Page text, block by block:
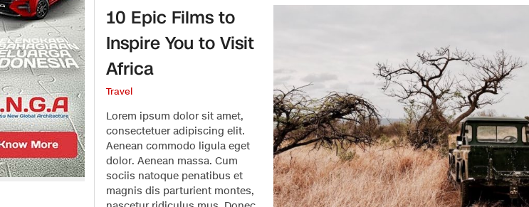
10 Epic Films to
Inspire You to Visit
Africa
Travel
Lorem ipsum dolor sit amet,
consectetuer adipiscing elit.
Aenean commodo ligula eget
dolor. Aenean massa. Cum
sociis natoque penatibus et
magnis dis parturient montes,